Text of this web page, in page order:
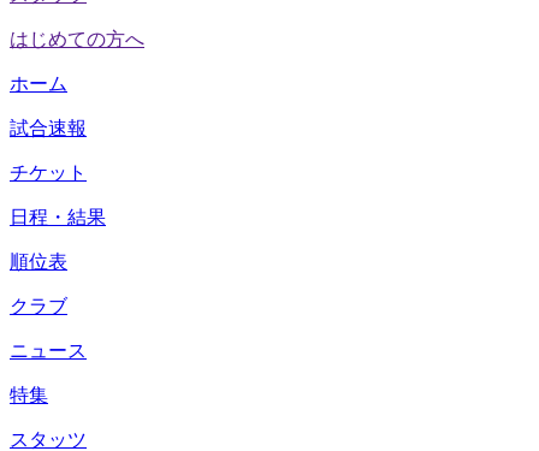
はじめての方へ
ホーム
試合速報
チケット
日程・結果
順位表
クラブ
ニュース
特集
スタッツ